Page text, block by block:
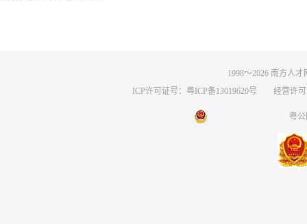
1998～2026 南方人才
ICP许可证号：粤ICP备13019620号 经营许可
粤公